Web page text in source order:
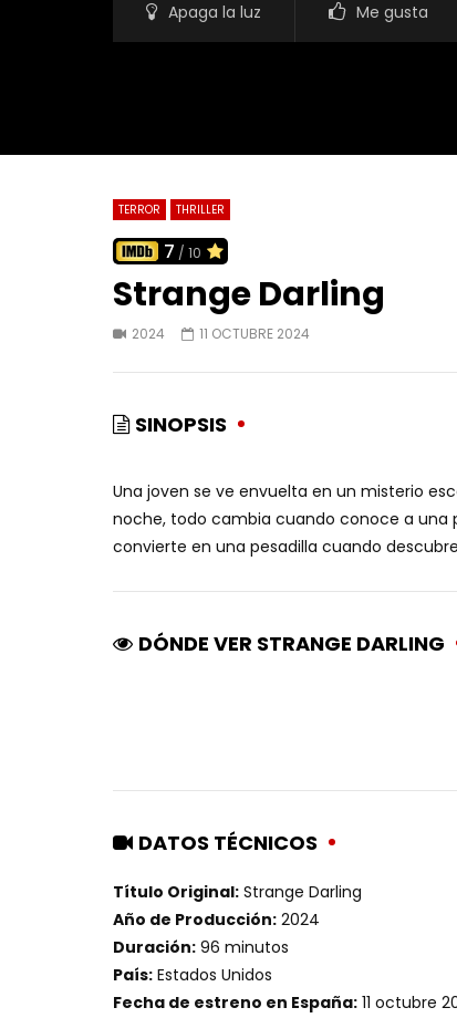
Apaga la luz Me gusta
TERROR THRILLER
7 / 10
Strange Darling
2024 11 OCTUBRE 2024
SINOPSIS
Una joven se ve envuelta en un misterio
noche, todo cambia cuando conoce a una
convierte en una pesadilla cuando
DÓNDE VER STRANGE DARLING
DATOS TÉCNICOS
Título Original: Strange Darling
Año de Producción: 2024
Duración: 96 minutos
País: Estados Unidos
Fecha de estreno en España: 11 octubre